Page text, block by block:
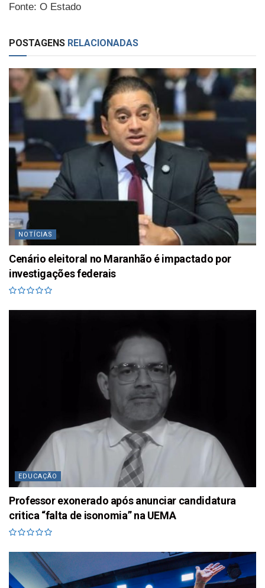
Fonte: O Estado
POSTAGENS RELACIONADAS
NOTÍCIAS
Cenário eleitoral no Maranhão é impactado por
investigações federais
EDUCAÇÃO
Professor exonerado após anunciar candidatura
critica “falta de isonomia” na UEMA